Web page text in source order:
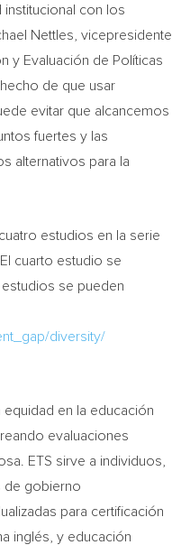
con los
Nettles , vicepresidente
y Evaluación de Políticas
de que usar
evitar que alcancemos
fuertes y las
alternativos para la
estudios en la serie
cuarto estudio se
se pueden
diversity/
equidad en la educación
evaluaciones
ETS sirve a individuos,
de gobierno
para certificación
inglés, y educación